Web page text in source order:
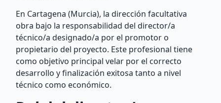
En Cartagena (Murcia), la dirección facultativa
obra bajo la responsabilidad del director/a
técnico/a designado/a por el promotor o
propietario del proyecto. Este profesional tiene
como objetivo principal velar por el correcto
desarrollo y finalización exitosa tanto a nivel
técnico como económico.